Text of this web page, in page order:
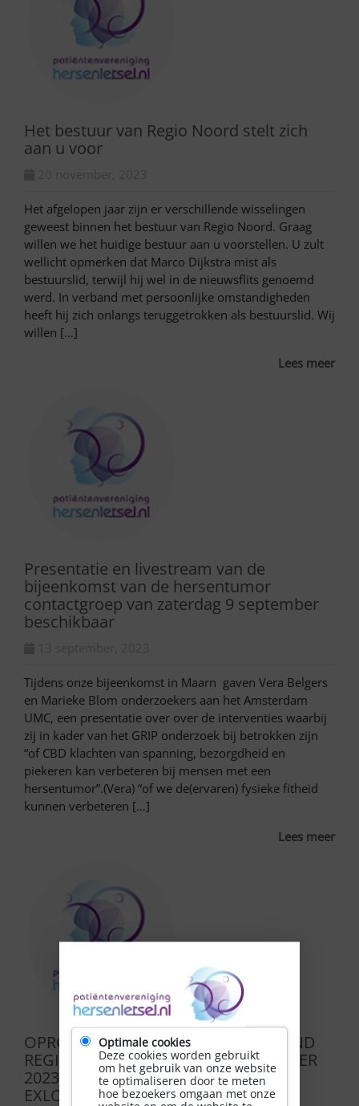
Het bestuur van Regio Noord stelt zich
aan u voor
Het afgelopen jaar zijn er verschillende wisselingen
geweest binnen het bestuur van Regio Noord. Graag
willen we het huidige bestuur aan u voorstellen. U zult
wellicht opmerken dat Marco Dijkstra mist als
bestuurslid, terwijl hij wel in de nieuwsflits genoemd
werd. In verband met persoonlijke omstandigheden
heeft hij zich onlangs teruggetrokken als bestuurslid. Wij
willen […]
Lees meer
Presentatie en livestream van de
bijeenkomst van de hersentumor
contactgroep van zaterdag 9 september
beschikbaar
Tijdens onze bijeenkomst in Maarn gaven Vera Belgers
en Marieke Blom onderzoekers aan het Amsterdam
UMC, een presentatie over over de interventies waarbij
zij in kader van het GRIP onderzoek bij betrokken zijn
“of CBD klachten van spanning, bezorgdheid en
piekeren kan verbeteren bij mensen met een
hersentumor”.(Vera) “of we de(ervaren) fysieke fitheid
kunnen verbeteren […]
Lees meer
OPROEP ZELFMANAGEMENT WEEKEND
REGIO NOORD OP 3, 4 en 5 NOVEMBER
2023 IN HOTEL DE HUNZEBERGEN IN
EXLOO!
Optimale cookies
Deze cookies worden gebruikt
om het gebruik van onze website
te optimaliseren door te meten
hoe bezoekers omgaan met onze